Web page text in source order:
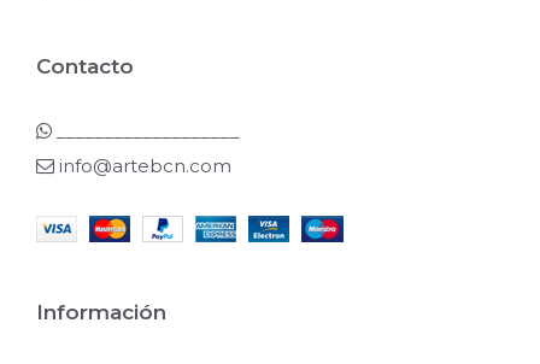
Contacto
info@artebcn.com
Información